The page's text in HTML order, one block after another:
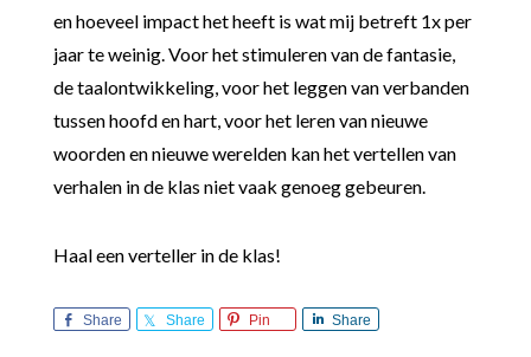
en hoeveel impact het heeft is wat mij betreft 1x per
jaar te weinig. Voor het stimuleren van de fantasie,
de taalontwikkeling, voor het leggen van verbanden
tussen hoofd en hart, voor het leren van nieuwe
woorden en nieuwe werelden kan het vertellen van
verhalen in de klas niet vaak genoeg gebeuren.
Haal een verteller in de klas!
Share Share Pin Share